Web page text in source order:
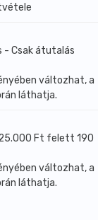
Csak átutalás
változhat, a
láthatja.
Ft felett 190
változhat, a
láthatja.